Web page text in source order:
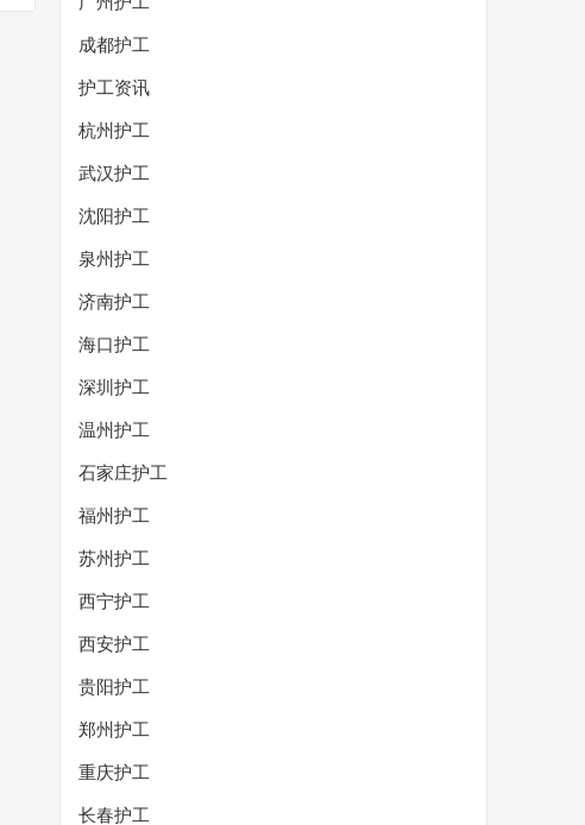
成都护工
护工资讯
杭州护工
武汉护工
沈阳护工
泉州护工
济南护工
海口护工
深圳护工
温州护工
石家庄护工
福州护工
苏州护工
西宁护工
西安护工
贵阳护工
郑州护工
重庆护工
长春护工